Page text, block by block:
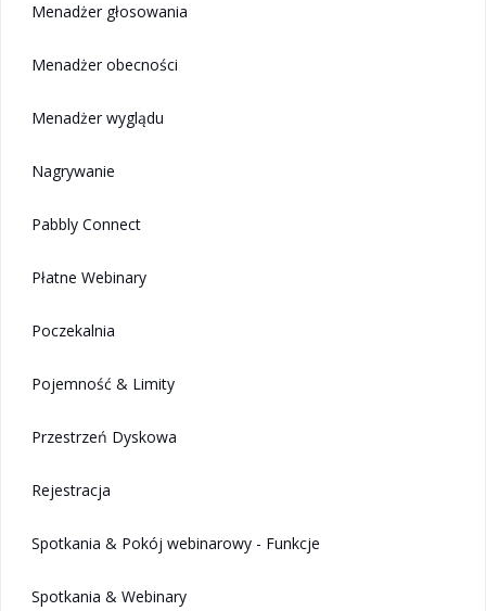
Menadżer głosowania
Menadżer obecności
Menadżer wyglądu
Nagrywanie
Pabbly Connect
Płatne Webinary
Poczekalnia
Pojemność & Limity
Przestrzeń Dyskowa
Rejestracja
Spotkania & Pokój webinarowy - Funkcje
Spotkania & Webinary